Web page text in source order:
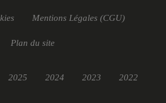
Mentions Légales (CGU)
Plan du site
2025 2024 2023 2022